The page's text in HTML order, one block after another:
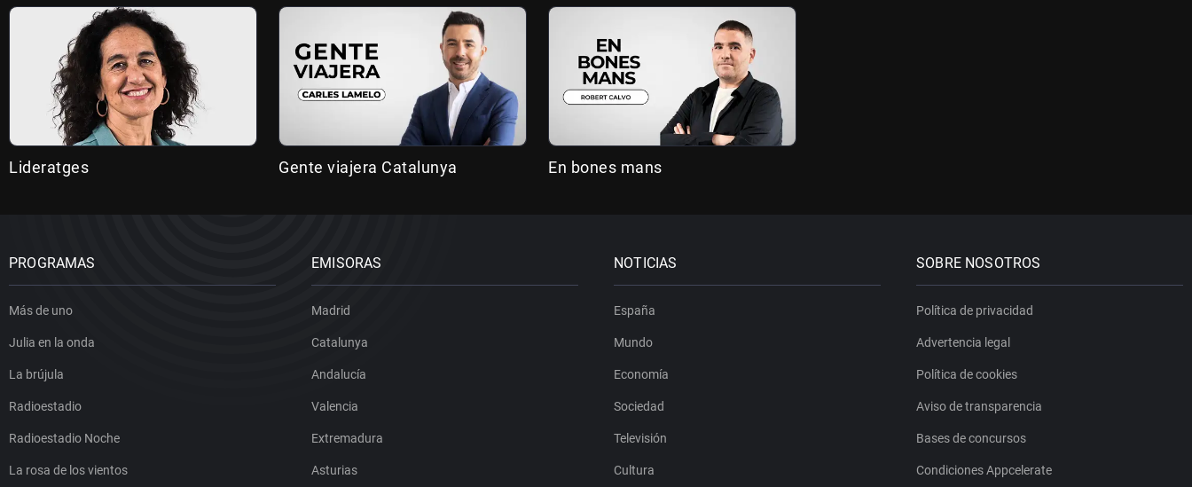
Lideratges Gente viajera Catalunya En bones mans
PROGRAMAS
Más de uno
Julia en la onda
La brújula
Radioestadio
Radioestadio Noche
La rosa de los vientos
EMISORAS
Madrid
Catalunya
Andalucía
Valencia
Extremadura
Asturias
NOTICIAS
España
Mundo
Economía
Sociedad
Televisión
Cultura
SOBRE NOSOTROS
Política de privacidad
Advertencia legal
Política de cookies
Aviso de transparencia
Bases de concursos
Condiciones Appcelerate